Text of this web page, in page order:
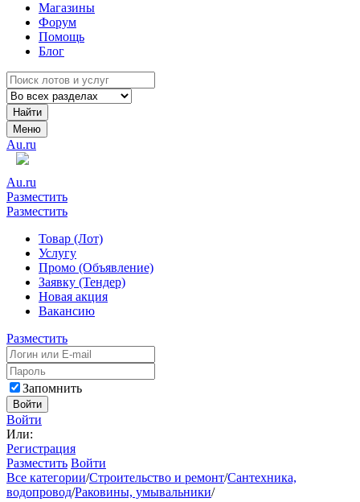
Магазины
Форум
Помощь
Блог
Найти
Меню
Au.ru
Au.ru
Разместить
Разместить
Товар (Лот)
Услугу
Промо (Объявление)
Заявку (Тендер)
Новая акция
Вакансию
Разместить
Запомнить
Войти
Войти
Или:
Регистрация
Разместить Войти
Все категории/Строительство и ремонт/Сантехника,
водопровод/Раковины, умывальники/